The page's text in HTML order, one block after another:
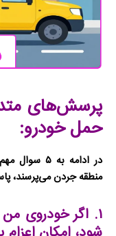
پرسش‌های
حمل خودرو:
در ادامه
منطقه جردن می‌پرسند،
۱. اگر خودروی